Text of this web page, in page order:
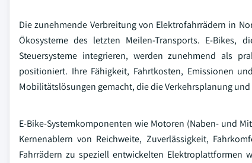
Die zunehmende Verbreitung von Elektrofahrrädern in
Ökosysteme des letzten Meilen-Transports. E-Bikes,
Steuersysteme integrieren, werden zunehmend als
positioniert. Ihre Fähigkeit, Fahrtkosten, Emissionen
Mobilitätslösungen gemacht, die die Verkehrsplanung
E-Bike-Systemkomponenten wie Motoren (Naben- und
Kernenablern von Reichweite, Zuverlässigkeit,
Fahrrädern zu speziell entwickelten Elektroplattformen